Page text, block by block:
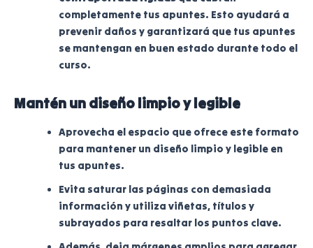
completamente tus apuntes. Esto ayudará a
prevenir daños y garantizará que tus apuntes
se mantengan en buen estado durante todo el
curso.
Mantén un diseño limpio y legible
Aprovecha el espacio que ofrece este formato
para mantener un diseño limpio y legible en
tus apuntes.
Evita saturar las páginas con demasiada
información y utiliza viñetas, títulos y
subrayados para resaltar los puntos clave.